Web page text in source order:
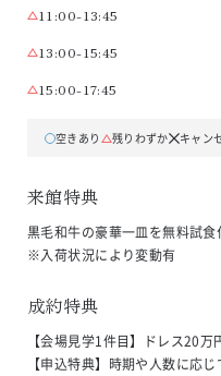
11:00-13:45
13:00-15:45
15:00-17:45
空きあり 残りわずか キャン
来館特典
黒毛和牛の豪華一皿を無料試食
※入荷状況により変動有
成約特典
【会場見学1件目】ドレス20万
【申込特典】時期や人数に応